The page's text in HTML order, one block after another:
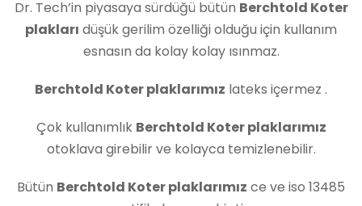
Dr. Tech’in piyasaya sürdüğü bütün Berchtold Koter
plakları düşük gerilim özelliği olduğu için kullanım
esnasın da kolay kolay ısınmaz.
Berchtold Koter plaklarımız lateks içermez .
Çok kullanımlık Berchtold Koter plaklarımız
otoklava girebilir ve kolayca temizlenebilir.
Bütün Berchtold Koter plaklarımız ce ve iso 13485